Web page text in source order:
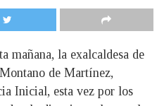
mañana, la exalcaldesa de
de Martínez,
Inicial, esta vez por los